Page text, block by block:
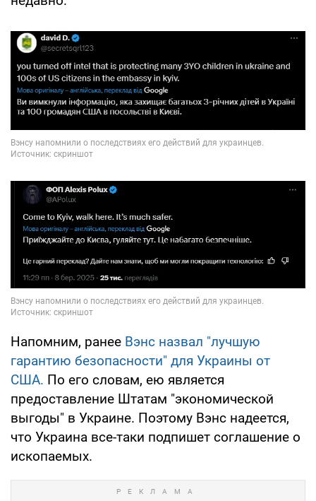
Напомним, ранее Вэнс назвал "лучшую
гарантию безопасности" для Украины от
США. По его словам, ею является
предоставление Штатам "экономической
выгоды" в Украине. Поэтому Вэнс надеется,
что Украина все-таки подпишет соглашение о
ископаемых.